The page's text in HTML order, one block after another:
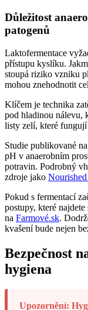
Důležitost
patogenů
Laktofermentace
přístupu kyslíku.
stoupá riziko vzniku
mohou znehodnotit
Klíčem je technika
pod hladinou nálevu,
listy zelí, které
Studie publikované na
pH v anaerobním
potravin. Podrobný
zdroje jako
Pokud s fermentací
postupy, které najdete
na Farmové.sk.
kvašení bude nejen
Bezpečnost
hygiena
Upozornění: